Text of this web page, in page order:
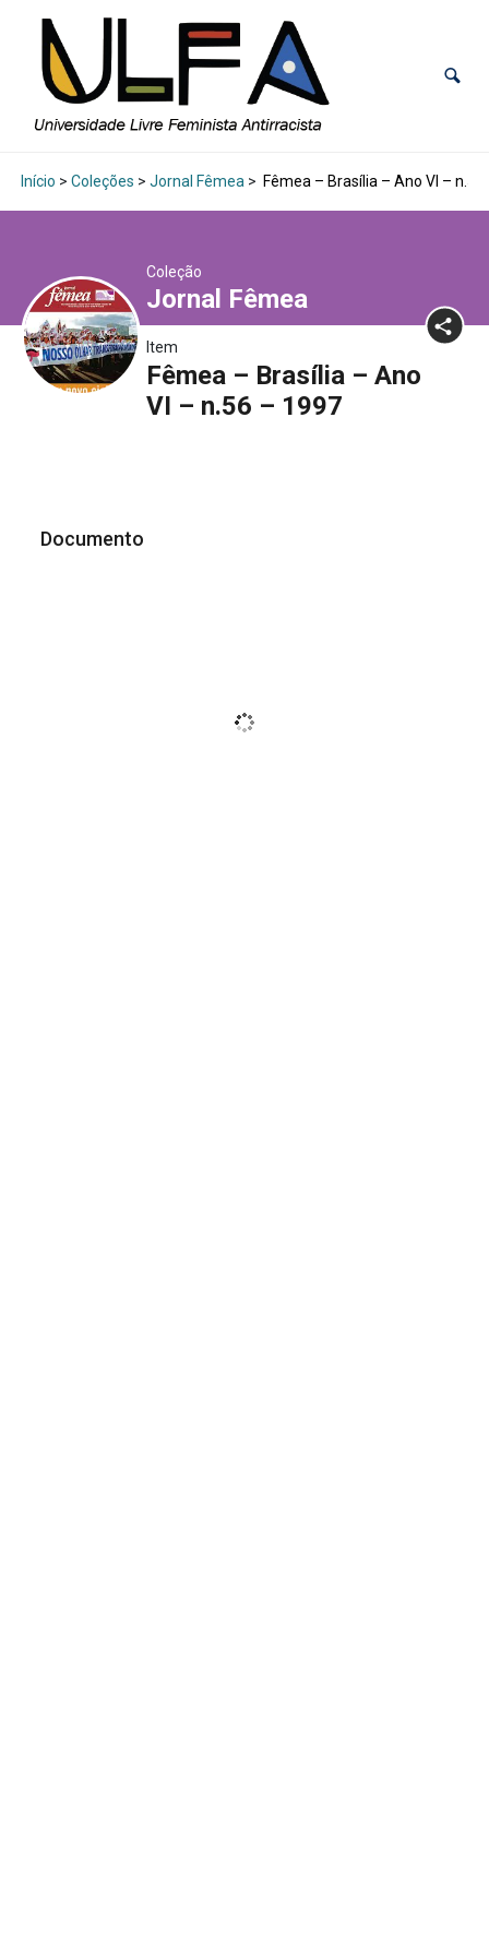
Início > Coleções > Jornal Fêmea > Fêmea – Brasília – Ano VI –
Coleção
Jornal Fêmea
Item
Fêmea – Brasília – Ano
VI – n.56 – 1997
Documento